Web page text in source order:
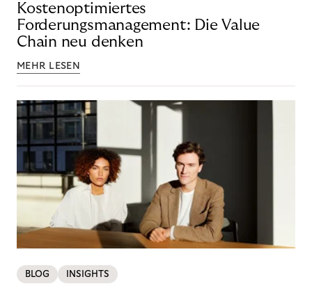
Kostenoptimiertes
Forderungsmanagement: Die Value
Chain neu denken
MEHR LESEN
BLOG INSIGHTS